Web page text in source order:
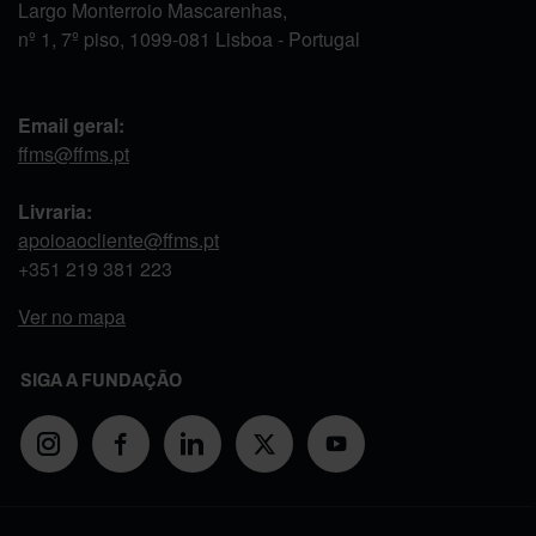
Largo Monterroio Mascarenhas,
nº 1, 7º piso, 1099-081 Lisboa - Portugal
Email geral:
ffms@ffms.pt
Livraria:
apoioaocliente@ffms.pt
+351 219 381 223
Ver no mapa
SIGA A FUNDAÇÃO